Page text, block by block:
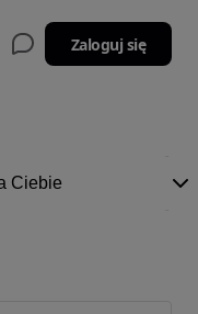
Zaloguj się